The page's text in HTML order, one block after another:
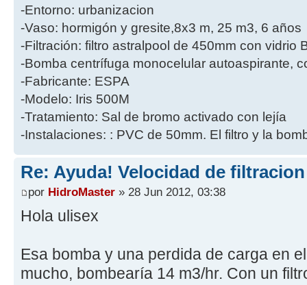
-Entorno: urbanizacion
-Vaso: hormigón y gresite,8x3 m, 25 m3, 6 años
-Filtración: filtro astralpool de 450mm con vidrio
-Bomba centrífuga monocelular autoaspirante,
-Fabricante: ESPA
-Modelo: Iris 500M
-Tratamiento: Sal de bromo activado con lejía
-Instalaciones: : PVC de 50mm. El filtro y la
Re: Ayuda! Velocidad de
por HidroMaster » 28 Jun 2012, 03:38
Hola ulisex
Esa bomba y una perdida de carga en
mucho, bombearía 14 m3/hr. Con un